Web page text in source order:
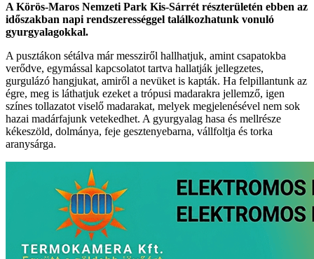
A Körös-Maros Nemzeti Park Kis-Sárrét részterületén ebben az
időszakban napi rendszerességgel találkozhatunk vonuló
gyurgyalagokkal.
A pusztákon sétálva már messziről hallhatjuk, amint csapatokba
verődve, egymással kapcsolatot tartva hallatják jellegzetes,
gurgulázó hangjukat, amiről a nevüket is kapták. Ha felpillantunk az
égre, meg is láthatjuk ezeket a trópusi madarakra jellemző, igen
színes tollazatot viselő madarakat, melyek megjelenésével nem sok
hazai madárfajunk vetekedhet. A gyurgyalag hasa és mellrésze
kékeszöld, dolmánya, feje gesztenyebarna, vállfoltja és torka
aranysárga.